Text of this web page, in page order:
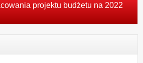
projektu budżetu na 2022